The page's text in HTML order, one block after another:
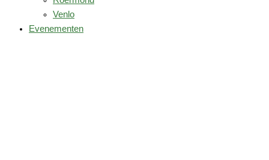
Venlo
Evenementen